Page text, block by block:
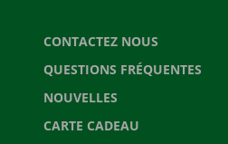
CONTACTEZ NOUS
QUESTIONS FRÉQUENTES
NOUVELLES
CARTE CADEAU